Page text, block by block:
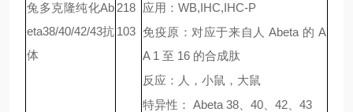
兔多克隆纯化Ab
eta38/40/42/43抗
体
218
103
应用： WB,IHC,IHC-P
免疫原：对应于来自人 Abeta 的A
A 1 至 16 的合成肽
反应：人，小鼠，大鼠
特异性： Abeta 38 40 42 43